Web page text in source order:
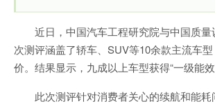
近日，中国汽车工程研究院与中国质
次测评涵盖了轿车、SUV等10余款主流车
价。结果显示，九成以上车型获得“一级能
此次测评针对消费者关心的续航和能